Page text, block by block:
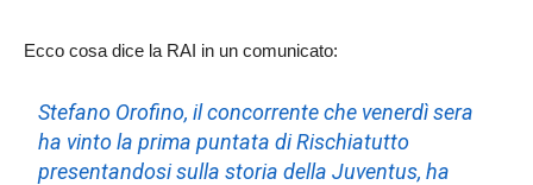
Ecco cosa dice la RAI in un comunicato:
Stefano Orofino, il concorrente che venerdì sera
ha vinto la prima puntata di Rischiatutto
presentandosi sulla storia della Juventus, ha